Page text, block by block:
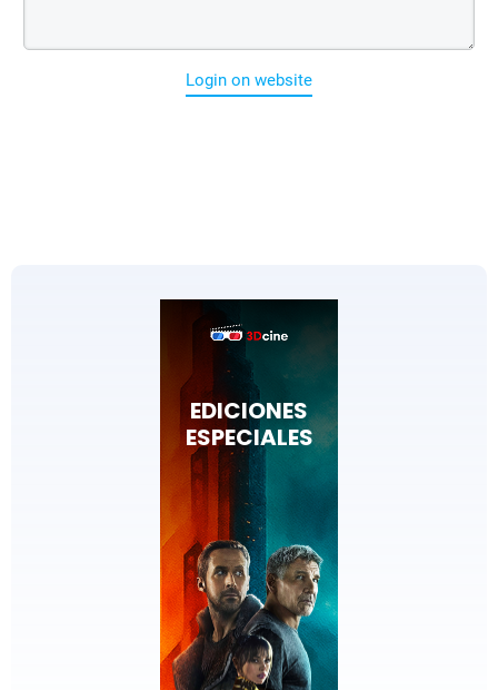
Login on website
EDICIONES
ESPECIALES